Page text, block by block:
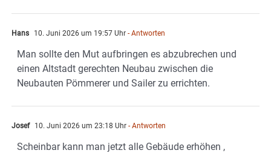
Hans 10. Juni 2026 um 19:57 Uhr - Antworten
Man sollte den Mut aufbringen es abzubrechen und
einen Altstadt gerechten Neubau zwischen die
Neubauten Pömmerer und Sailer zu errichten.
Josef 10. Juni 2026 um 23:18 Uhr - Antworten
Scheinbar kann man jetzt alle Gebäude erhöhen ,